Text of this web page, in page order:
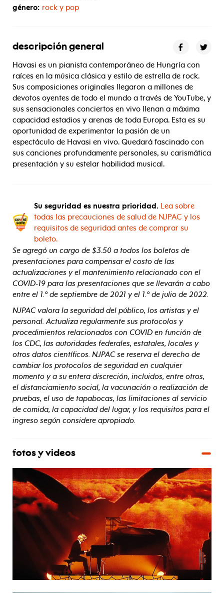
género: rock y pop
descripción general
Havasi es un pianista contemporáneo de Hungría con
raíces en la música clásica y estilo de estrella de rock.
Sus composiciones originales llegaron a millones de
devotos oyentes de todo el mundo a través de YouTube, y
sus sensacionales conciertos en vivo llenan a máxima
capacidad estadios y arenas de toda Europa. Esta es su
oportunidad de experimentar la pasión de un
espectáculo de Havasi en vivo. Quedará fascinado con
sus canciones profundamente personales, su carismática
presentación y su estelar habilidad musical.
Su seguridad es nuestra prioridad. Lea sobre
todas las precauciones de salud de NJPAC y los
requisitos de seguridad antes de comprar su
boleto.
Se agregó un cargo de $3.50 a todos los boletos de
presentaciones para compensar el costo de las
actualizaciones y el mantenimiento relacionado con el
COVID-19 para las presentaciones que se llevarán a cabo
entre el 1.º de septiembre de 2021 y el 1.º de julio de 2022.
NJPAC valora la seguridad del público, los artistas y el
personal. Actualiza regularmente sus protocolos y
procedimientos relacionados con COVID en función de
los CDC, las autoridades federales, estatales, locales y
otros datos científicos. NJPAC se reserva el derecho de
cambiar los protocolos de seguridad en cualquier
momento y a su entera discreción, incluidos, entre otros,
el distanciamiento social, la vacunación o realización de
pruebas, el uso de tapabocas, las limitaciones al servicio
de comida, la capacidad del lugar, y los requisitos para el
ingreso según considere apropiado.
fotos y videos